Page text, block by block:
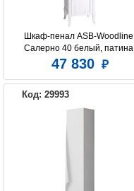
Шкаф-пенал ASB-Woodline
Салерно 40 белый, патина
серебро
47 830
Код: 29993